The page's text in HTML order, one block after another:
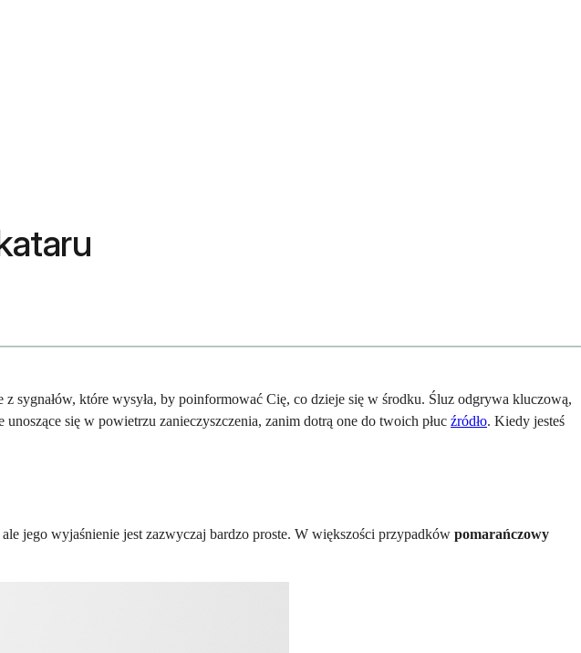
które wysyła, by poinformować Cię, co dzieje się w środku. Śluz odgrywa kluczową,
się w powietrzu zanieczyszczenia, zanim dotrą one do twoich płuc źródło. Kiedy jesteś
jego wyjaśnienie jest zazwyczaj bardzo proste. W większości przypadków pomarańczowy